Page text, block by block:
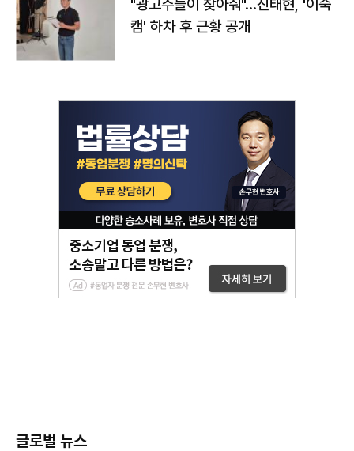
"광고주들이 찾아줘"…진태현, '이숙
캠' 하차 후 근황 공개
글로벌 뉴스